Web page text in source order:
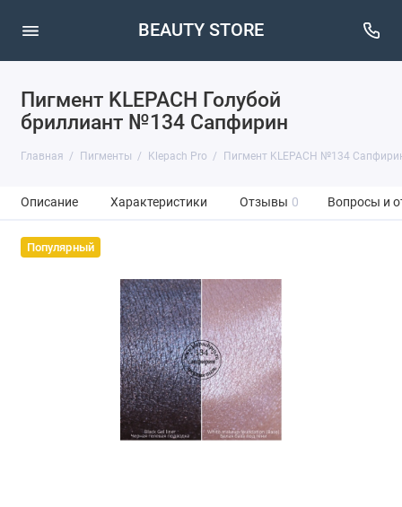
BEAUTY STORE
Пигмент KLEPACH Голубой
бриллиант №134 Сапфирин
Главная Пигменты Klepach Pro Пигмент KLEPACH №134
Описание Характеристики Отзывы 0 Вопросы и
Популярный